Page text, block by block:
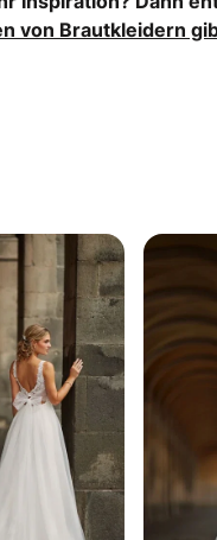
von Brautkleidern